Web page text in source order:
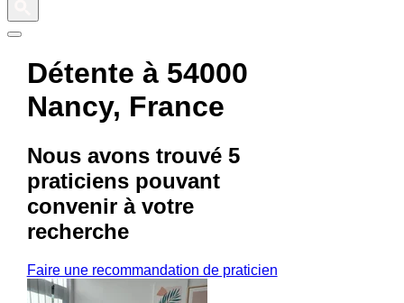
Détente à 54000
Nancy, France
Nous avons trouvé 5
praticienspouvant
convenir à votre
recherche
Faire une recommandation de praticien